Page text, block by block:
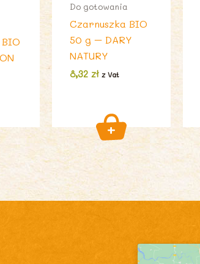
Do gotowania
Czarnuszka BIO
50 g – DARY
NATURY
8,32 zł z Vat